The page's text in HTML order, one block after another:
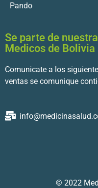
Pando
Se parte de
Medicos de Bolivia
Comunicate a los
ventas se comunique
© 2022